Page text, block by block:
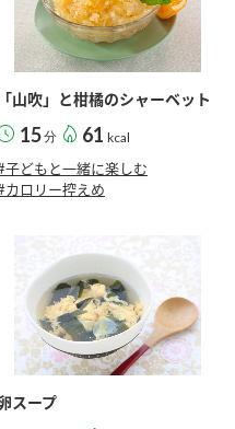
「山吹」と柑橘のシャーベット
15分 61 kcal
子どもと一緒に楽しむ
カロリー控えめ
スープ